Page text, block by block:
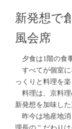
新発想で
風会席
夕食は1階の食
すべてが個室に
っくりと料理を
料理は、京料理
新発想を加味した
昨今は地産地消